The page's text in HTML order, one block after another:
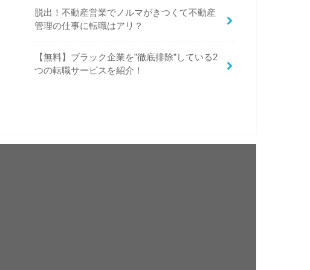
脱出！不動産営業でノルマがきつくて不動産
管理の仕事に転職はアリ？
【無料】ブラック企業を”徹底排除”している2
つの転職サービスを紹介！